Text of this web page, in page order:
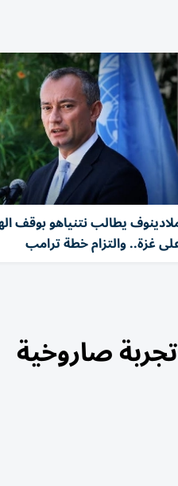
يطالب نتنياهو بوقف
غزة.. والتزام خطة ترامب
صاروخية